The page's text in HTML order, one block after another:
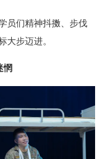
员们精神抖擞、步伐
大步迈进。
惘